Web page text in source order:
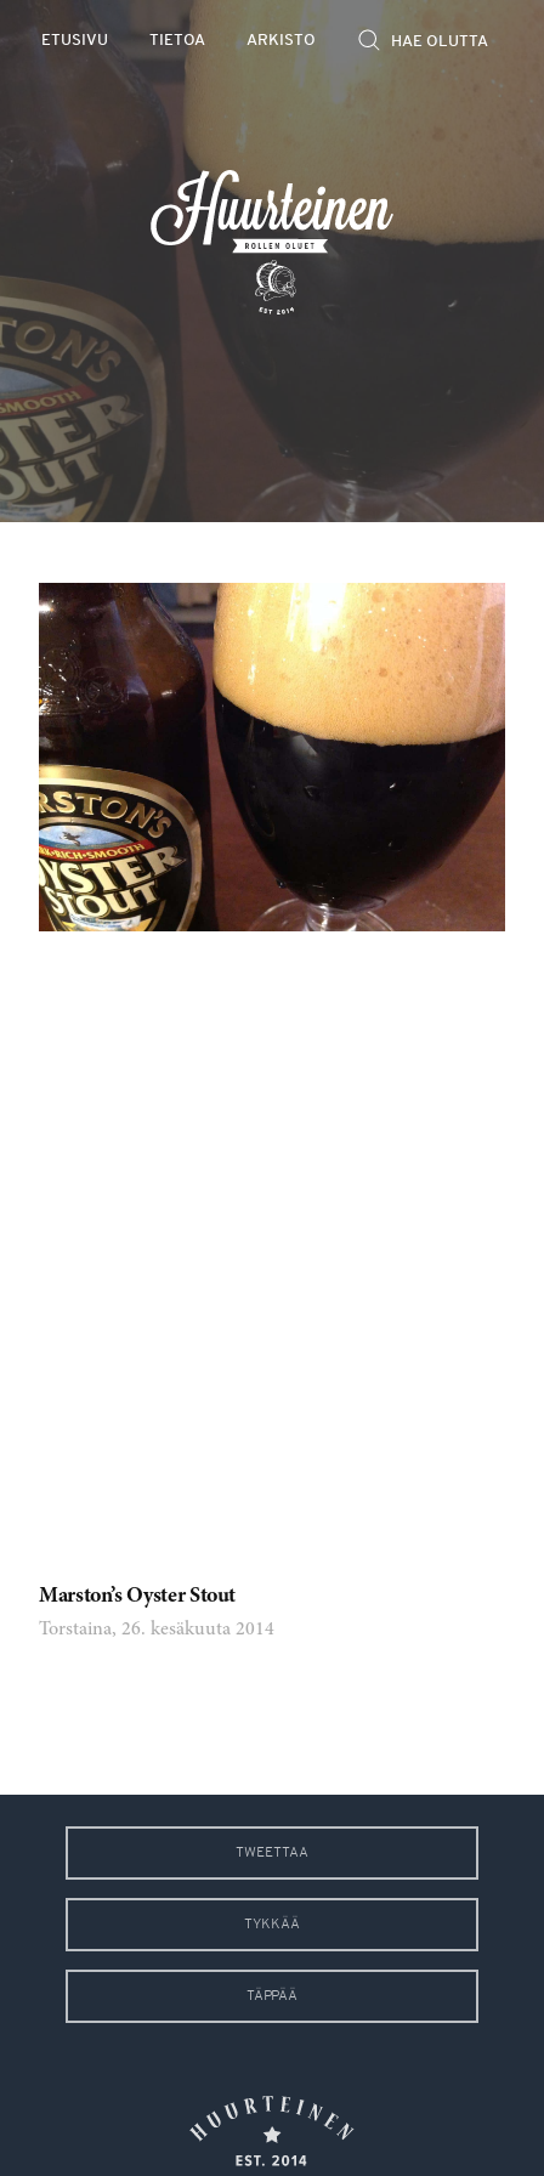
ETUSIVU TIETOA ARKISTO
Marston’s Oyster Stout
Torstaina, 26. kesäkuuta 2014
TWEETTAA
TYKKÄÄ
TÄPPÄÄ